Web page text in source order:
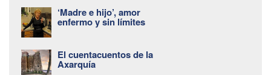
‘Madre e hijo’, amor
enfermo y sin límites
El cuentacuentos de la
Axarquía